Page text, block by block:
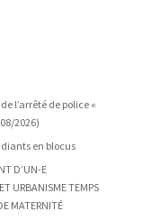
l’arrêté de police «
2026)
en blocus
D’UN-E
URBANISME TEMPS
MATERNITÉ